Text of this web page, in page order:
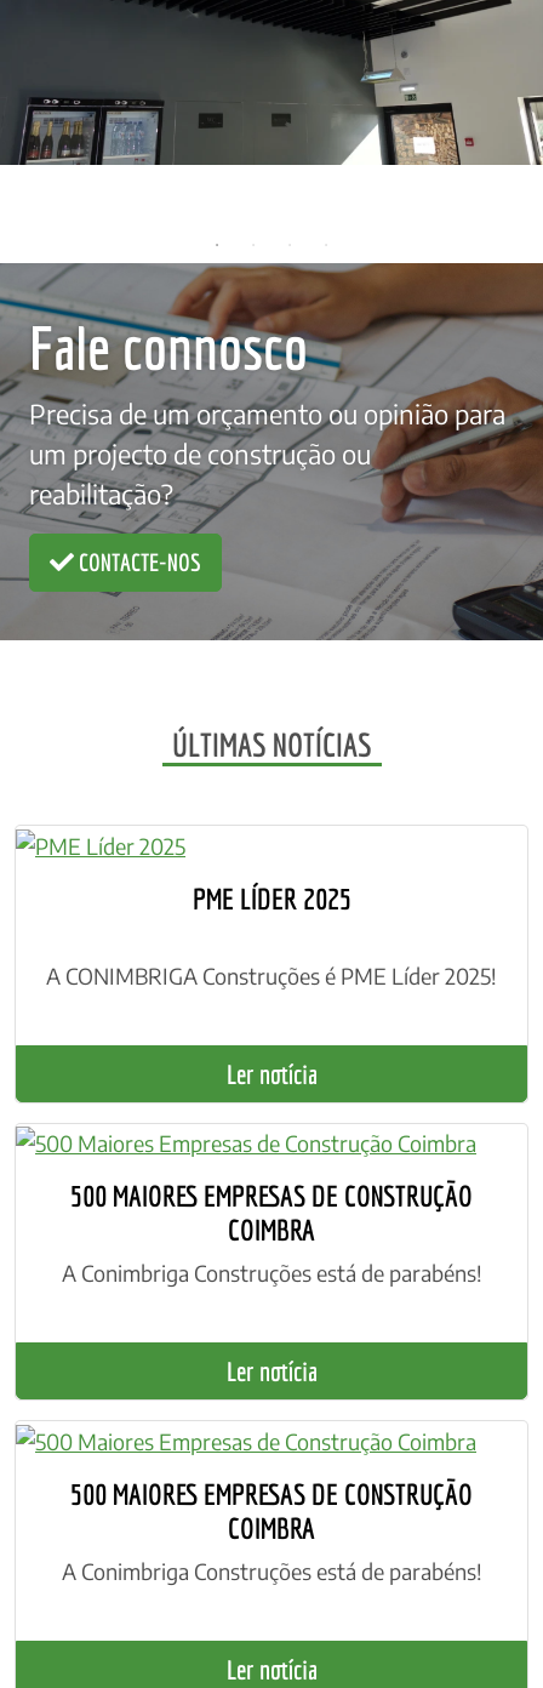
Fale connosco
Precisa de um orçamento ou opinião para
um projecto de construção ou
reabilitação?
CONTACTE-NOS
ÚLTIMAS NOTÍCIAS
PME LÍDER 2025
A CONIMBRIGA Construções é PME Líder 2025!
Ler notícia
​500 MAIORES EMPRESAS DE CONSTRUÇÃO
COIMBRA
A Conimbriga Construções está de parabéns!
Ler notícia
​500 MAIORES EMPRESAS DE CONSTRUÇÃO
COIMBRA
A Conimbriga Construções está de parabéns!
Ler notícia